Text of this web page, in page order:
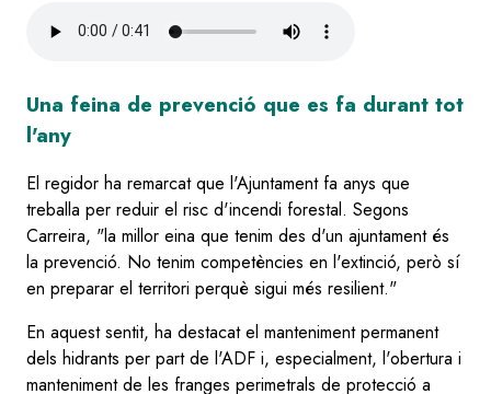
Una feina de prevenció que es fa durant tot
l'any
El regidor ha remarcat que l'Ajuntament fa anys que
treballa per reduir el risc d'incendi forestal. Segons
Carreira, "la millor eina que tenim des d'un ajuntament és
la prevenció. No tenim competències en l'extinció, però sí
en preparar el territori perquè sigui més resilient."
En aquest sentit, ha destacat el manteniment permanent
dels hidrants per part de l'ADF i, especialment, l'obertura i
manteniment de les franges perimetrals de protecció a